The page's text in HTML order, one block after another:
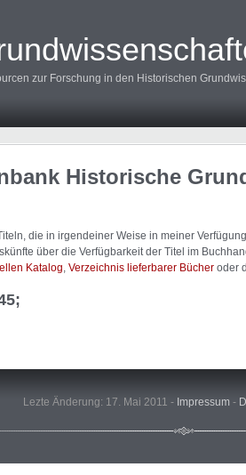
zur Forschung in den Historischen
Historische
die in irgendeiner Weise in meiner
über die Verfügbarkeit der Titel im
Katalog Verzeichnis lieferbarer Bücher oder
Lezte Änderung: 17. Mai 2011 - Impressum -